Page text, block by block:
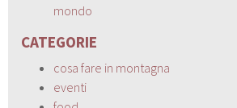
mondo
CATEGORIE
cosa fare in montagna
eventi